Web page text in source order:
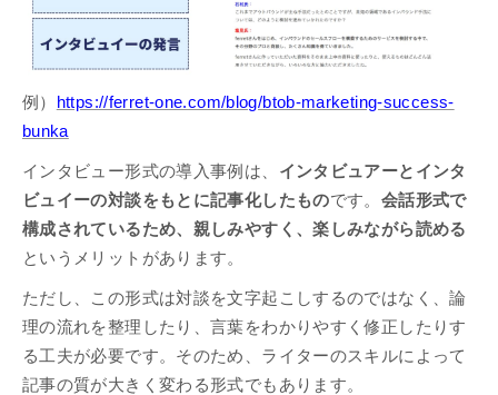
例）
https://ferret-one.com/blog/btob-marketing-success-
bunka
インタビュー形式の導入事例は、 インタビュアーとインタ
ビュイーの対談をもとに記事化したものです。 会話形式で
構成されているため、親しみやすく、楽しみながら読める
というメリットがあります。
ただし、この形式は対談を文字起こしするのではなく、論
理の流れを整理したり、言葉をわかりやすく修正したりす
る工夫が必要です。そのため、ライターのスキルによって
記事の質が大きく変わる形式でもあります。